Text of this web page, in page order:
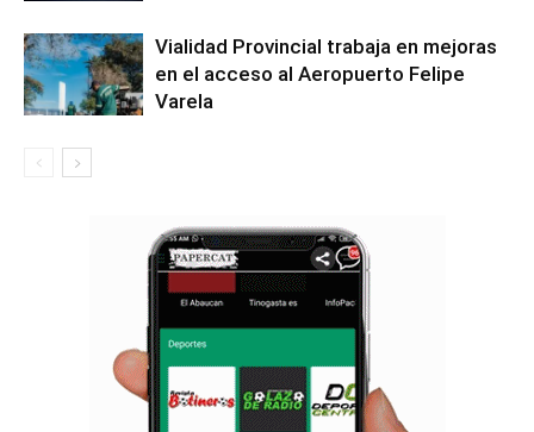
Vialidad Provincial trabaja en mejoras
en el acceso al Aeropuerto Felipe
Varela